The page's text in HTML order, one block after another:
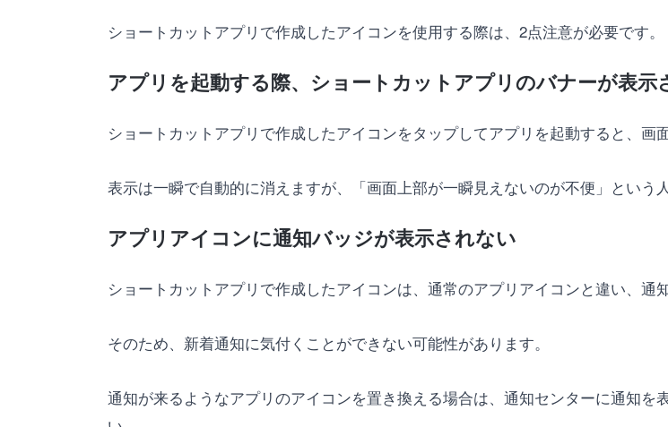
ショートカットアプリで作成したアイコンを使用する際は、2点注意が必要です。
アプリを起動する際、ショートカットアプリのバナーが表示
ショートカットアプリで作成したアイコンをタップしてアプリを起動すると、画
表示は一瞬で自動的に消えますが、「画面上部が一瞬見えないのが不便」という
アプリアイコンに通知バッジが表示されない
ショートカットアプリで作成したアイコンは、通常のアプリアイコンと違い、通
そのため、新着通知に気付くことができない可能性があります。
通知が来るようなアプリのアイコンを置き換える場合は、通知センターに通知